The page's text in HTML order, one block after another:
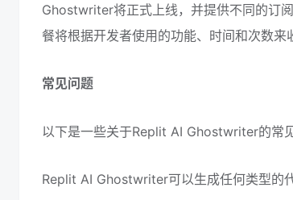
Ghostwriter将正式上线，并提供不同的订
餐将根据开发者使用的功能、时间和次数来
常见问题
以下是一些关于Replit AI Ghostwriter的常
Replit AI Ghostwriter可以生成任何类型的